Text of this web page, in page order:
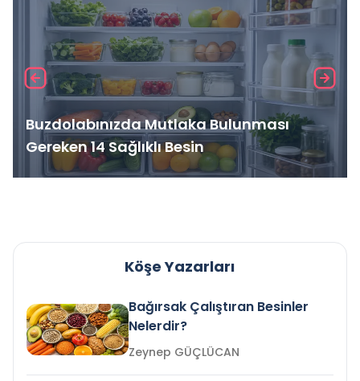
Buzdolabınızda Mutlaka Bulunması
Gereken 14 Sağlıklı Besin
Köşe Yazarları
Bağırsak Çalıştıran Besinler
Nelerdir?
Zeynep GÜÇLÜCAN